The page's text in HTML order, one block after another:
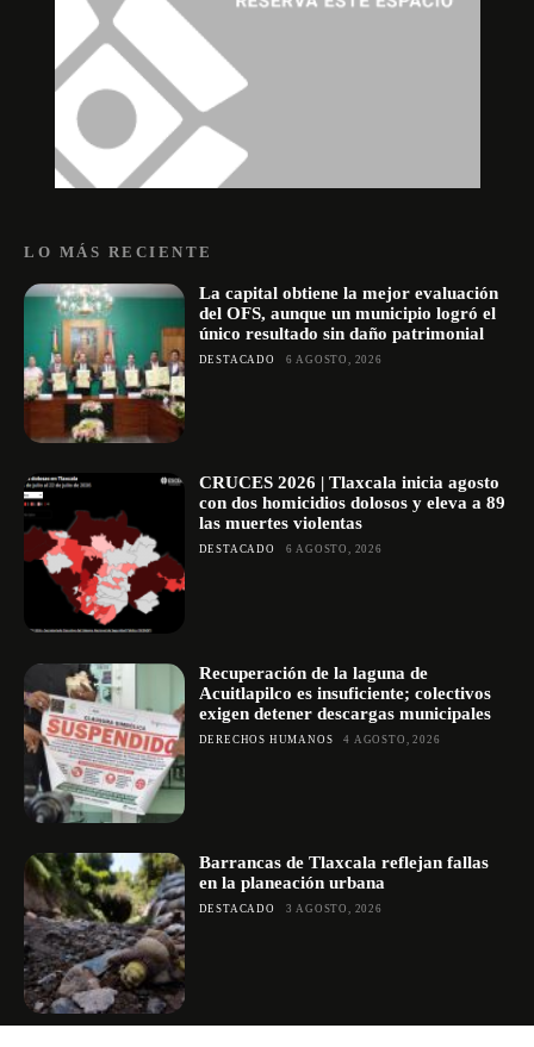
LO MÁS RECIENTE
La capital obtiene la mejor evaluación
del OFS, aunque un municipio logró el
único resultado sin daño patrimonial
DESTACADO 6 AGOSTO, 2026
CRUCES 2026 | Tlaxcala inicia agosto
con dos homicidios dolosos y eleva a 89
las muertes violentas
DESTACADO 6 AGOSTO, 2026
Recuperación de la laguna de
Acuitlapilco es insuficiente; colectivos
exigen detener descargas municipales
DERECHOS HUMANOS 4 AGOSTO, 2026
Barrancas de Tlaxcala reflejan fallas
en la planeación urbana
DESTACADO 3 AGOSTO, 2026